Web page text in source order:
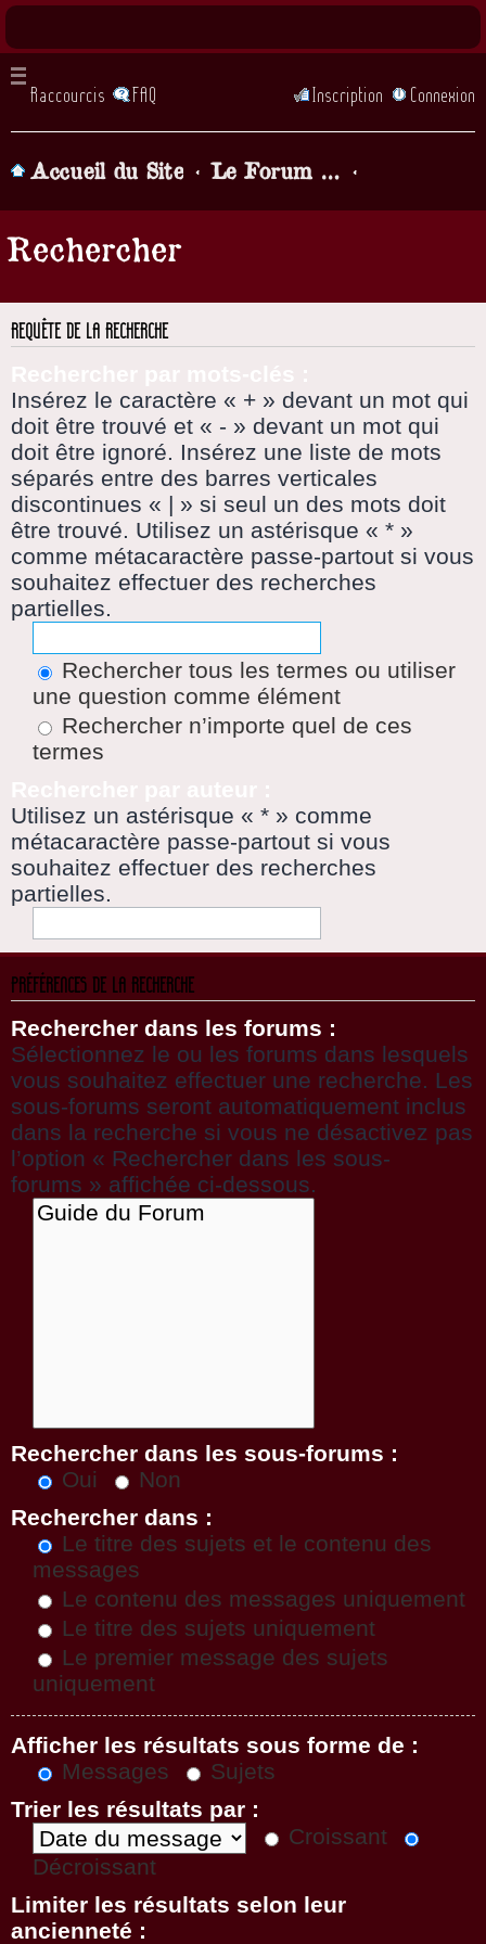
Raccourcis FAQ Connexion
Inscription
Accueil du Site Le Forum de la chorale, Parlons chansons! (lorsque vous demandez à être inscrit il faut attendre... quelques heures, qu'un admin valide votre inscription)
Rechercher
REQUÊTE DE LA RECHERCHE
Insérez le caractère « + » devant un mot qui
doit être trouvé et « - » devant un mot qui
doit être ignoré. Insérez une liste de mots
séparés entre des barres verticales
discontinues « | » si seul un des mots doit
être trouvé. Utilisez un astérisque « * »
comme métacaractère passe-partout si vous
souhaitez effectuer des recherches
partielles.
Rechercher tous les termes ou utiliser
une question comme élément
Rechercher n’importe quel de ces
termes
Utilisez un astérisque « * » comme
métacaractère passe-partout si vous
souhaitez effectuer des recherches
partielles.
PRÉFÉRENCES DE LA RECHERCHE
Rechercher dans les forums :
Sélectionnez le ou les forums dans lesquels
vous souhaitez effectuer une recherche. Les
sous-forums seront automatiquement inclus
dans la recherche si vous ne désactivez pas
l’option « Rechercher dans les sous-
forums » affichée ci-dessous.
Rechercher dans les sous-forums :
Oui
Non
Rechercher dans :
Le titre des sujets et le contenu des
messages
Le contenu des messages uniquement
Le titre des sujets uniquement
Le premier message des sujets
uniquement
Afficher les résultats sous forme de :
Messages
Sujets
Trier les résultats par :
Croissant
Décroissant
Limiter les résultats selon leur
ancienneté :